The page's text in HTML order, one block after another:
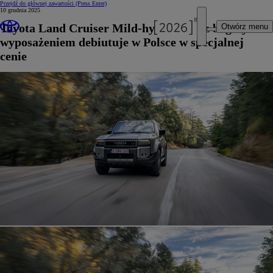
Przejdź do głównej zawartości (Press Enter)
Otwórz menu
10 grudnia 2025
Toyota Land Cruiser Mild-hybrid 48V z bogatym
wyposażeniem debiutuje w Polsce w specjalnej
cenie